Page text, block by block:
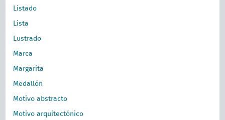
Listado
Lista
Lustrado
Marca
Margarita
Medallón
Motivo abstracto
Motivo arquitectónico